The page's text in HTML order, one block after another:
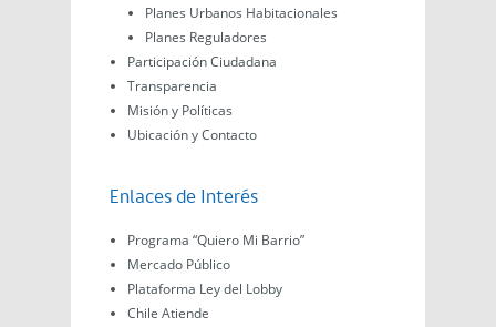
Planes Urbanos Habitacionales
Planes Reguladores
Participación Ciudadana
Transparencia
Misión y Políticas
Ubicación y Contacto
Enlaces de Interés
Programa “Quiero Mi Barrio”
Mercado Público
Plataforma Ley del Lobby
Chile Atiende